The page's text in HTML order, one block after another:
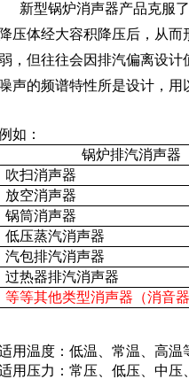
新型锅炉消声器产品克服
降压体经大容积降压后，从
，但往往会因排汽偏离设
噪声的频谱特性所是设计，用
如：
锅炉排汽消声器
吹扫消声器
放空消声器
锅筒消声器
低压蒸汽消声器
汽包排汽消声器
过热器排汽消声器
等等其他类型消声器（消音器
用温度： 低温、常温、高温
用压力： 常压、低压、中压